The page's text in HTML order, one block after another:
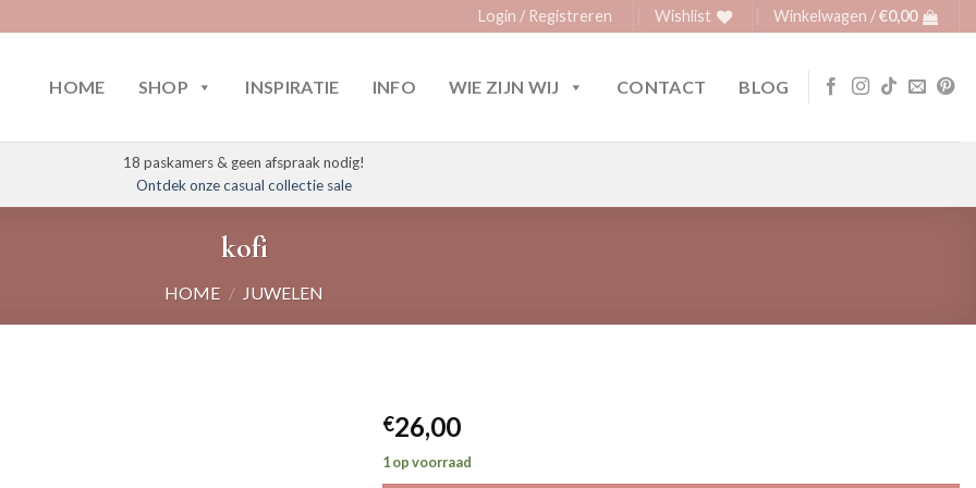
Login / Registreren Wishlist Winkelwagen /€0,00
HOME SHOP INSPIRATIE INFO WIE ZIJN WIJ CONTACT BLOG
18 paskamers & geen afspraak nodig!
Ontdek onze casual collectie sale
kofi
HOME / JUWELEN
€26,00
1 op voorraad